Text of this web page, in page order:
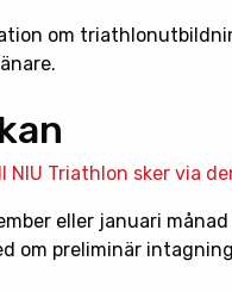
om
NIU Triathlon sker via
eller januari
om preliminär